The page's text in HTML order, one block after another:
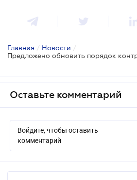
Главная / Новости /
Оставьте комментарий
Войдите, чтобы оставить
комментарий